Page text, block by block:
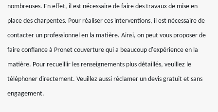
nombreuses. En effet, il est nécessaire de faire des travaux de mise en
place des charpentes. Pour réaliser ces interventions, il est nécessaire de
contacter un professionnel en la matière. Ainsi, on peut vous proposer de
faire confiance à Pronet couverture qui a beaucoup d'expérience en la
matière. Pour recueillir les renseignements plus détaillés, veuillez le
téléphoner directement. Veuillez aussi réclamer un devis gratuit et sans
engagement.